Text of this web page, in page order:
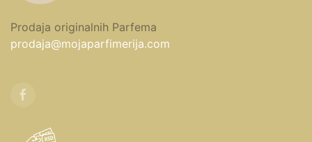
Prodaja originalnih Parfema
prodaja@mojaparfimerija.com